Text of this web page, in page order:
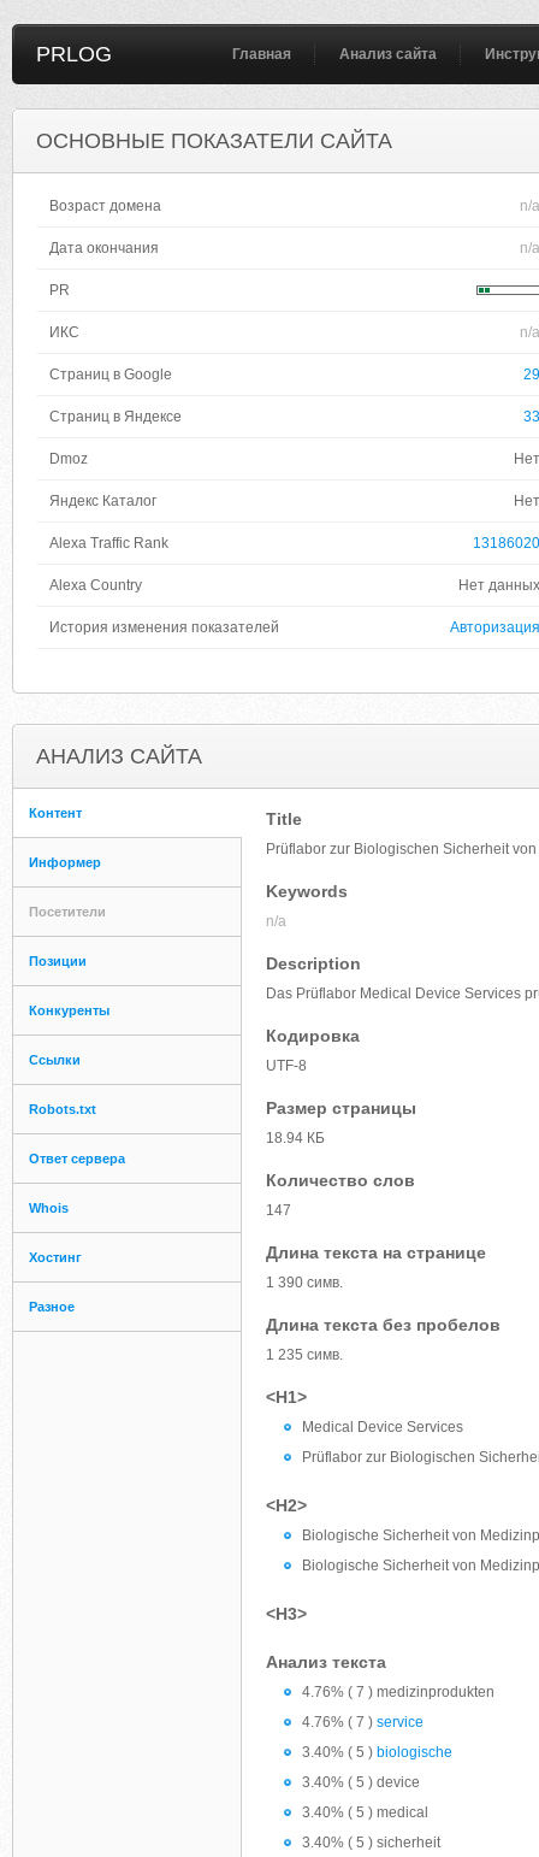
PRLOG Главная Анализ сайта
ОСНОВНЫЕ ПОКАЗАТЕЛИ САЙТА
Возраст домена n/a
Дата окончания n/a
PR
ИКС n/a
Страниц в Google 29
Страниц в Яндексе 33
Dmoz Нет
Яндекс Каталог Нет
Alexa Traffic Rank 13186020
Alexa Country Нет данных
История изменения показателей Авторизация
АНАЛИЗ САЙТА
Контент
Информер
Посетители
Позиции
Конкуренты
Ссылки
Robots.txt
Ответ сервера
Whois
Хостинг
Разное
Title
Prüflabor zur Biologischen Sicherheit
Keywords
n/a
Description
Das Prüflabor Medical Device Services
Кодировка
UTF-8
Размер страницы
18.94 КБ
Количество слов
147
Длина текста на странице
1 390 симв.
Длина текста без пробелов
1 235 симв.
<H1>
Medical Device Services
Prüflabor zur Biologischen
<H2>
Biologische Sicherheit von
Biologische Sicherheit von
<H3>
Анализ текста
4.76% ( 7 ) medizinprodukten
4.76% ( 7 ) service
3.40% ( 5 ) biologische
3.40% ( 5 ) device
3.40% ( 5 ) medical
3.40% ( 5 ) sicherheit